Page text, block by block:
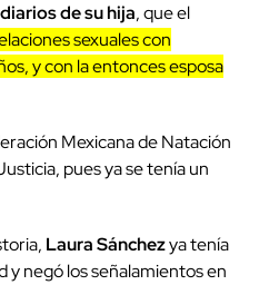
de su hija, que el
sexuales con
y con la entonces esposa
Mexicana de Natación
pues ya se tenía un
Laura Sánchezya tenía
y negó los señalamientos en